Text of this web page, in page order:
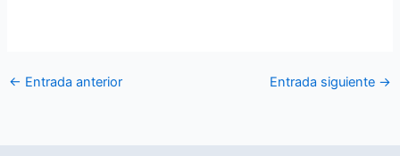
← Entrada anterior Entrada siguiente →